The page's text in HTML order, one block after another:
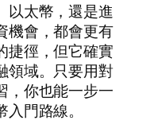
以太幣，還是進
機會，都會更有
捷徑，但它確實
領域。只要用對
，你也能一步一
門路線。